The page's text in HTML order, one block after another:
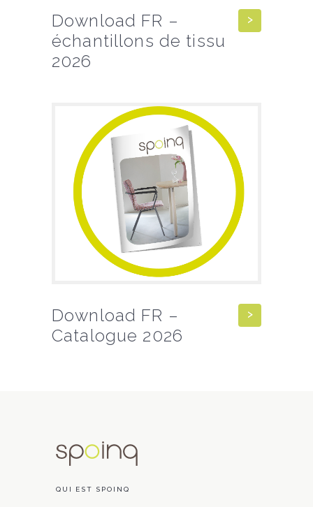
Download FR –
échantillons de tissu
2026
Download FR –
Catalogue 2026
QUI EST SPOINQ